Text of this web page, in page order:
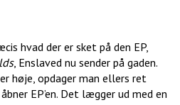
hvad der er sket på den EP,
, Enslaved nu sender på gaden.
høje, opdager man ellers ret
EP’en. Det lægger ud med en